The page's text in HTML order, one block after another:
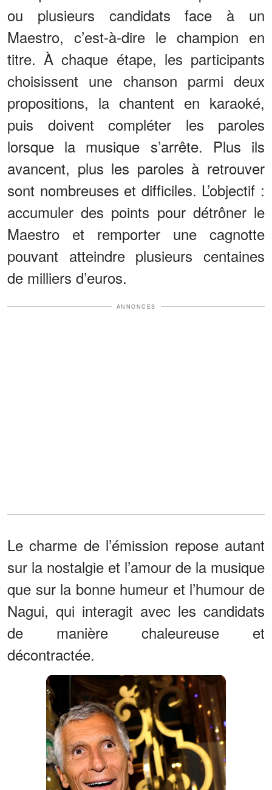
ou plusieurs candidats face à un
Maestro, c’est-à-dire le champion en
titre. À chaque étape, les participants
choisissent une chanson parmi deux
propositions, la chantent en karaoké,
puis doivent compléter les paroles
lorsque la musique s’arrête. Plus ils
avancent, plus les paroles à retrouver
sont nombreuses et difficiles. L’objectif :
accumuler des points pour détrôner le
Maestro et remporter une cagnotte
pouvant atteindre plusieurs centaines
de milliers d’euros.
ANNONCES
Le charme de l’émission repose autant
sur la nostalgie et l’amour de la musique
que sur la bonne humeur et l’humour de
Nagui, qui interagit avec les candidats
de manière chaleureuse et
décontractée.